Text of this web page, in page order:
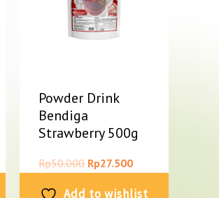
Powder Drink
Bendiga
Strawberry 500g
Rp50.000 Rp27.500
Add to wishlist